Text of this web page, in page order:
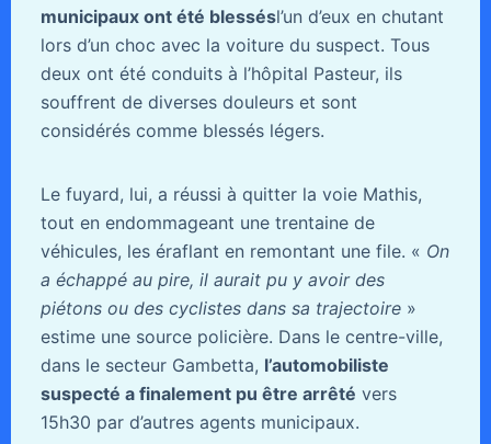
municipaux ont été blessésl’un d’eux en chutant
lors d’un choc avec la voiture du suspect. Tous
deux ont été conduits à l’hôpital Pasteur, ils
souffrent de diverses douleurs et sont
considérés comme blessés légers.
Le fuyard, lui, a réussi à quitter la voie Mathis,
tout en endommageant une trentaine de
véhicules, les éraflant en remontant une file. « On
a échappé au pire, il aurait pu y avoir des
piétons ou des cyclistes dans sa trajectoire»
estime une source policière. Dans le centre-ville,
dans le secteur Gambetta, l’automobiliste
suspecté a finalement pu être arrêté vers
15h30 par d’autres agents municipaux.